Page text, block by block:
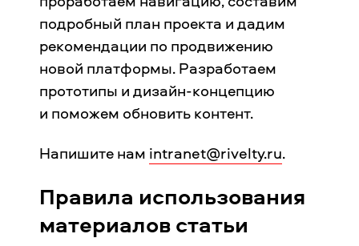
подробный план проекта и дадим
рекомендации по продвижению
новой платформы. Разработаем
прототипы и дизайн-концепцию
и поможем обновить контент.
Напишите нам intranet@rivelty.ru.
Правила использования
материалов статьи